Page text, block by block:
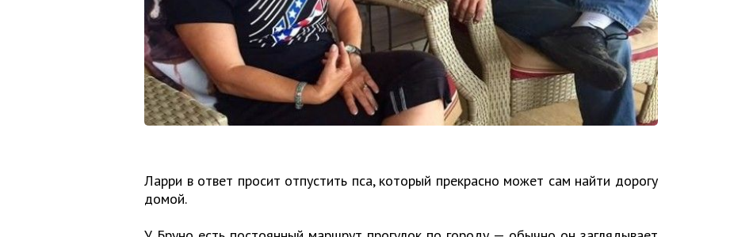
Ларри в ответ просит отпустить пса, который прекрасно может сам найти дорогу
домой.